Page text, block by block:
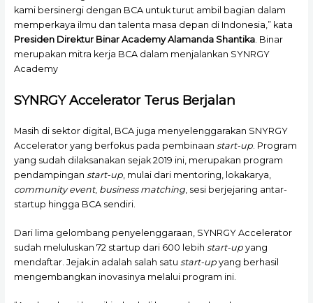
kami bersinergi dengan BCA untuk turut ambil bagian dalam
memperkaya ilmu dan talenta masa depan di Indonesia,” kata
Presiden Direktur Binar Academy Alamanda Shantika. Binar
merupakan mitra kerja BCA dalam menjalankan SYNRGY
Academy
SYNRGY Accelerator Terus Berjalan
Masih di sektor digital, BCA juga menyelenggarakan SNYRGY
Accelerator yang berfokus pada pembinaan start-up. Program
yang sudah dilaksanakan sejak 2019 ini, merupakan program
pendampingan start-up, mulai dari mentoring, lokakarya,
community event, business matching, sesi berjejaring antar-
startup hingga BCA sendiri.
Dari lima gelombang penyelenggaraan, SYNRGY Accelerator
sudah meluluskan 72 startup dari 600 lebih start-upyang
mendaftar. Jejak.in adalah salah satu start-upyang berhasil
mengembangkan inovasinya melalui program ini.